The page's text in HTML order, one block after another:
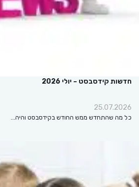
חדשות קידסבסט – יולי 2026
25.07.2026
כל מה שהתחדש ממש החודש בקידסבסט והיה…